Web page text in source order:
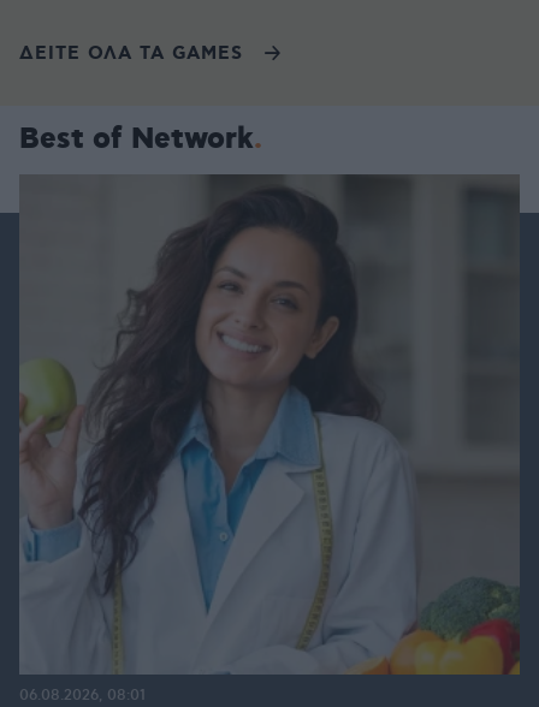
ΔΕΙΤΕ ΟΛΑ ΤΑ GAMES
Best of Network
06.08.2026, 08:01